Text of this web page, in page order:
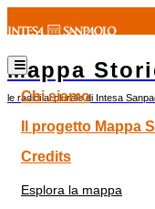
Mappa
le radici al plurale di Intesa
Chi siamo
Il progetto Mappa
Credits
Esplora la mappa